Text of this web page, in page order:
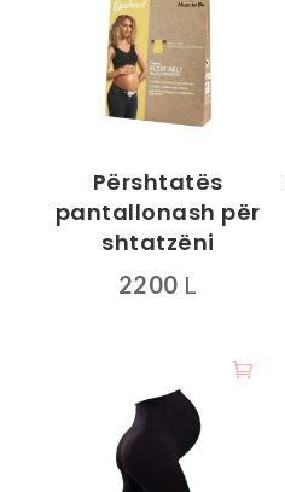
Përshtatës
pantallonash për
shtatzëni
2200 L